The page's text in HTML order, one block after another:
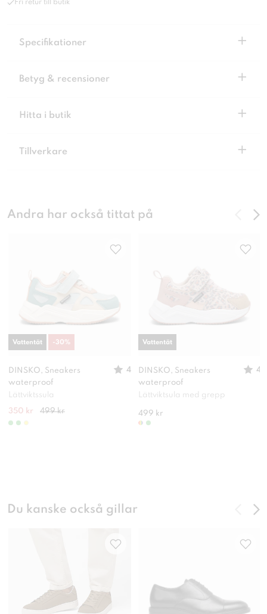
Fri retur till butik
Specifikationer +
Betyg & recensioner +
Hitta i butik +
Tillverkare +
Andra har också tittat på
DINSKO, Sneakers
waterproof
4
Lättviktssula
350 kr 499 kr
Vattentät -30%
DINSKO, Sneakers
waterproof
4
Lättviktsula med grepp
499 kr
Vattentät
Du kanske också gillar